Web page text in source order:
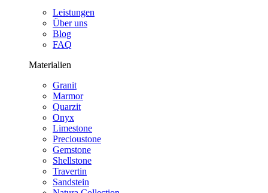
Leistungen
Über uns
Blog
FAQ
Materialien
Granit
Marmor
Quarzit
Onyx
Limestone
Precioustone
Gemstone
Shellstone
Travertin
Sandstein